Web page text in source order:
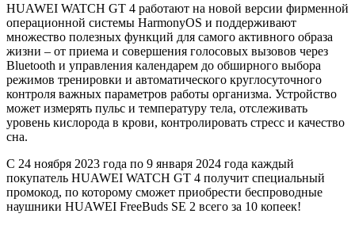
HUAWEI WATCH GT 4 работают на новой версии фирменной
операционной системы HarmonyOS и поддерживают
множество полезных функций для самого активного образа
жизни – от приема и совершения голосовых вызовов через
Bluetooth и управления календарем до обширного выбора
режимов тренировки и автоматического круглосуточного
контроля важных параметров работы организма. Устройство
может измерять пульс и температуру тела, отслеживать
уровень кислорода в крови, контролировать стресс и качество
сна.
С 24 ноября 2023 года по 9 января 2024 года каждый
покупатель HUAWEI WATCH GT 4 получит специальный
промокод, по которому сможет приобрести беспроводные
наушники HUAWEI FreeBuds SE 2 всего за 10 копеек!